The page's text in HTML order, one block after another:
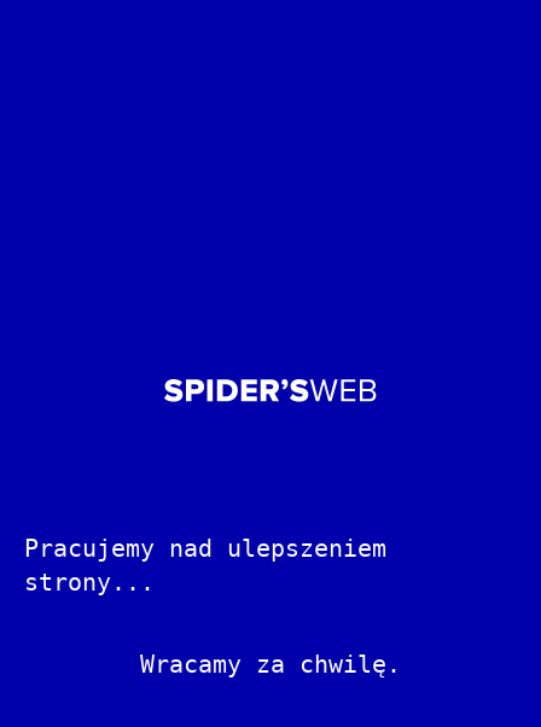
Pracujemy nad ulepszeniem
strony...
Wracamy za chwilę.